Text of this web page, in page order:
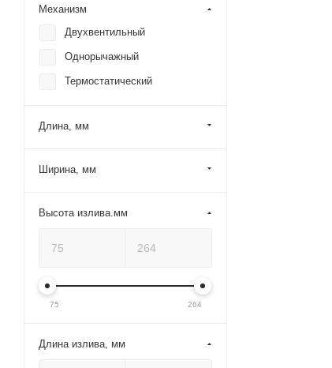
Механизм
Двухвентильный
Однорычажный
Термостатический
Длина, мм
Ширина, мм
Высота излива.мм
75 264
Длина излива, мм